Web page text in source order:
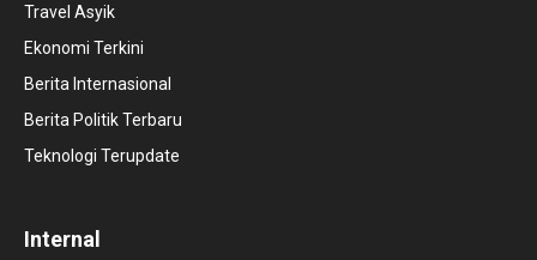
Travel Asyik
Ekonomi Terkini
Berita Internasional
Berita Politik Terbaru
Teknologi Terupdate
Internal